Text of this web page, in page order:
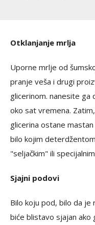
Otklanjanje mrlja
Uporne mrlje od
pranje veša i drugi
glicerinom. nanesite
oko sat vremena.
glicerina ostane
bilo kojim
"seljačkim" ili
Sjajni podovi
Bilo koju pod, bilo da je
biće blistavo sjajan